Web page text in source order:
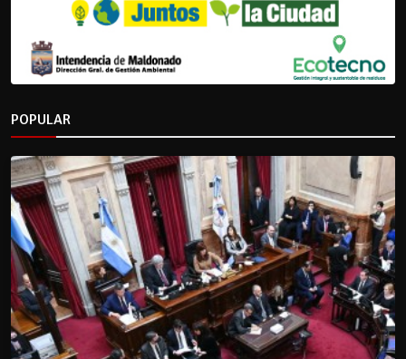
POPULAR